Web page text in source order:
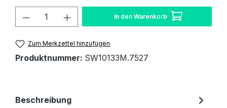
Produkt Anzahl: Gib den
In den Warenkorb
Zum Merkzettel hinzufügen
Produktnummer: SW10133M.7527
Beschreibung